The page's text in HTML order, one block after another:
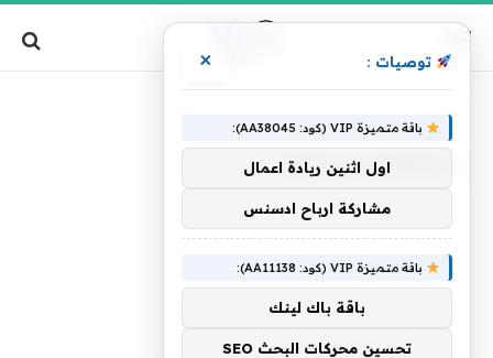
توصيات : ×
باقة متميزة VIP (كود: AA38045):
اول اثنين ريادة اعمال
مشاركة ارباح ادسنس
باقة متميزة VIP (كود: AA11138):
باقة باك لينك
تحسين محركات البحث SEO